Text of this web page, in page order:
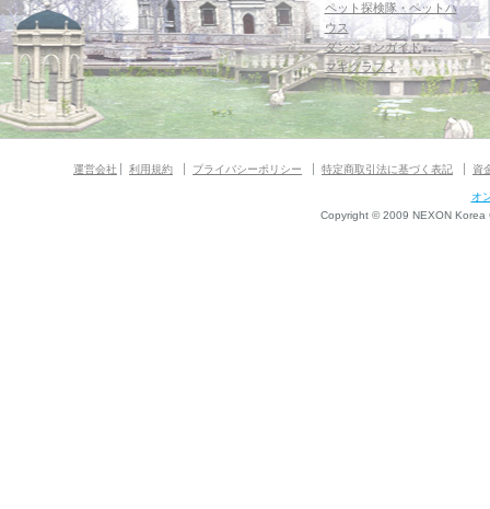
ペット探検隊・ペットハ
ウス
ダンジョンガイド
マギグラフィ
運営会社 利用規約 プライバシーポリシー 特定商取引法に基づく表記 資
オ
Copyright © 2009 NEXON Korea